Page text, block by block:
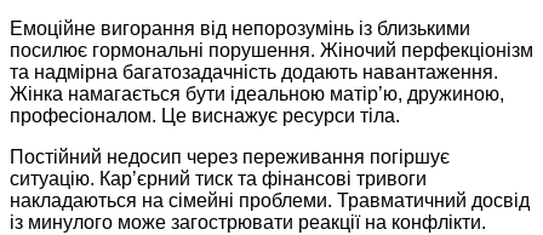
Емоційне вигорання від непорозумінь із близькими
посилює гормональні порушення. Жіночий перфекціонізм
та надмірна багатозадачність додають навантаження.
Жінка намагається бути ідеальною матір’ю, дружиною,
професіоналом. Це виснажує ресурси тіла.
Постійний недосип через переживання погіршує
ситуацію. Кар’єрний тиск та фінансові тривоги
накладаються на сімейні проблеми. Травматичний досвід
із минулого може загострювати реакції на конфлікти.